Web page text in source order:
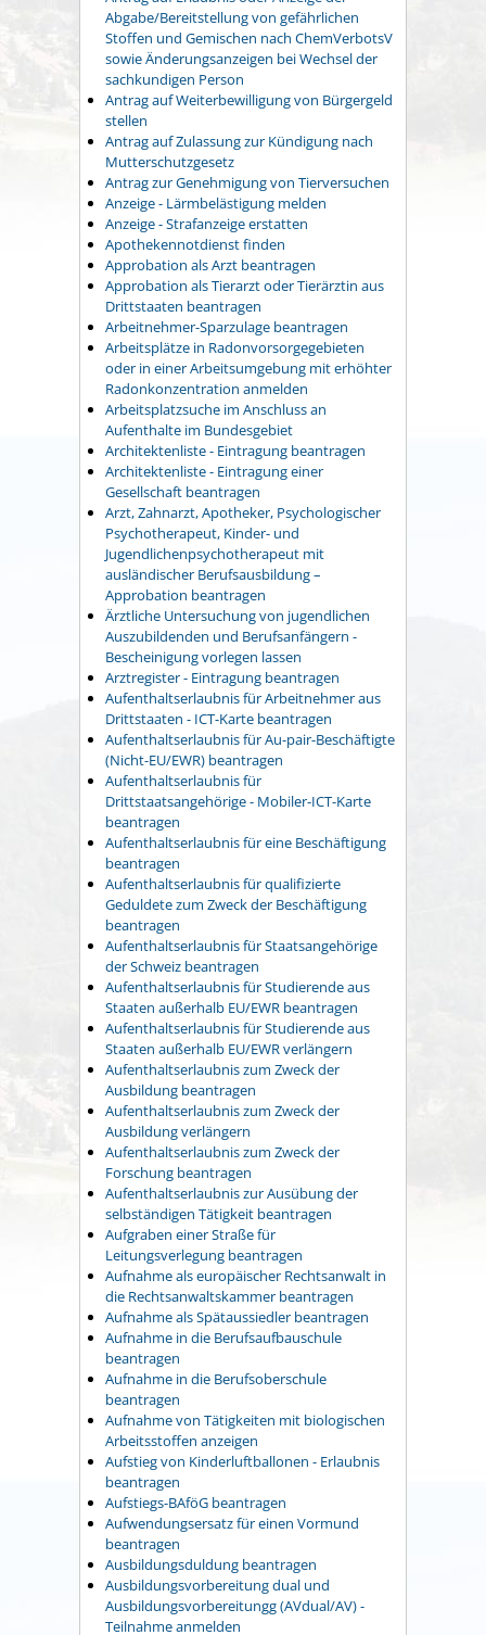
Abgabe/Bereitstellung von gefährlichen
Stoffen und Gemischen nach ChemVerbotsV
sowie Änderungsanzeigen bei Wechsel der
sachkundigen Person
Antrag auf Weiterbewilligung von Bürgergeld
stellen
Antrag auf Zulassung zur Kündigung nach
Mutterschutzgesetz
Antrag zur Genehmigung von Tierversuchen
Anzeige - Lärmbelästigung melden
Anzeige - Strafanzeige erstatten
Apothekennotdienst finden
Approbation als Arzt beantragen
Approbation als Tierarzt oder Tierärztin aus
Drittstaaten beantragen
Arbeitnehmer-Sparzulage beantragen
Arbeitsplätze in Radonvorsorgegebieten
oder in einer Arbeitsumgebung mit erhöhter
Radonkonzentration anmelden
Arbeitsplatzsuche im Anschluss an
Aufenthalte im Bundesgebiet
Architektenliste - Eintragung beantragen
Architektenliste - Eintragung einer
Gesellschaft beantragen
Arzt, Zahnarzt, Apotheker, Psychologischer
Psychotherapeut, Kinder- und
Jugendlichenpsychotherapeut mit
ausländischer Berufsausbildung –
Approbation beantragen
Ärztliche Untersuchung von jugendlichen
Auszubildenden und Berufsanfängern -
Bescheinigung vorlegen lassen
Arztregister - Eintragung beantragen
Aufenthaltserlaubnis für Arbeitnehmer aus
Drittstaaten - ICT-Karte beantragen
Aufenthaltserlaubnis für Au-pair-Beschäftigte
(Nicht-EU/EWR) beantragen
Aufenthaltserlaubnis für
Drittstaatsangehörige - Mobiler-ICT-Karte
beantragen
Aufenthaltserlaubnis für eine Beschäftigung
beantragen
Aufenthaltserlaubnis für qualifizierte
Geduldete zum Zweck der Beschäftigung
beantragen
Aufenthaltserlaubnis für Staatsangehörige
der Schweiz beantragen
Aufenthaltserlaubnis für Studierende aus
Staaten außerhalb EU/EWR beantragen
Aufenthaltserlaubnis für Studierende aus
Staaten außerhalb EU/EWR verlängern
Aufenthaltserlaubnis zum Zweck der
Ausbildung beantragen
Aufenthaltserlaubnis zum Zweck der
Ausbildung verlängern
Aufenthaltserlaubnis zum Zweck der
Forschung beantragen
Aufenthaltserlaubnis zur Ausübung der
selbständigen Tätigkeit beantragen
Aufgraben einer Straße für
Leitungsverlegung beantragen
Aufnahme als europäischer Rechtsanwalt in
die Rechtsanwaltskammer beantragen
Aufnahme als Spätaussiedler beantragen
Aufnahme in die Berufsaufbauschule
beantragen
Aufnahme in die Berufsoberschule
beantragen
Aufnahme von Tätigkeiten mit biologischen
Arbeitsstoffen anzeigen
Aufstieg von Kinderluftballonen - Erlaubnis
beantragen
Aufstiegs-BAföG beantragen
Aufwendungsersatz für einen Vormund
beantragen
Ausbildungsduldung beantragen
Ausbildungsvorbereitung dual und
Ausbildungsvorbereitungg (AVdual/AV) -
Teilnahme anmelden